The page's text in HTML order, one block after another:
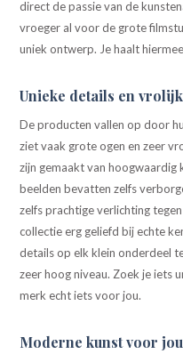
direct de passie van de
vroeger al voor de grote
uniek ontwerp. Je haalt
Unieke details en
De producten vallen op door
ziet vaak grote ogen en zeer
zijn gemaakt van hoogwaardig
beelden bevatten zelfs
zelfs prachtige verlichting
collectie erg geliefd bij echte
details op elk klein onderdeel
zeer hoog niveau. Zoek je iets
merk echt iets voor jou.
Moderne kunst voor